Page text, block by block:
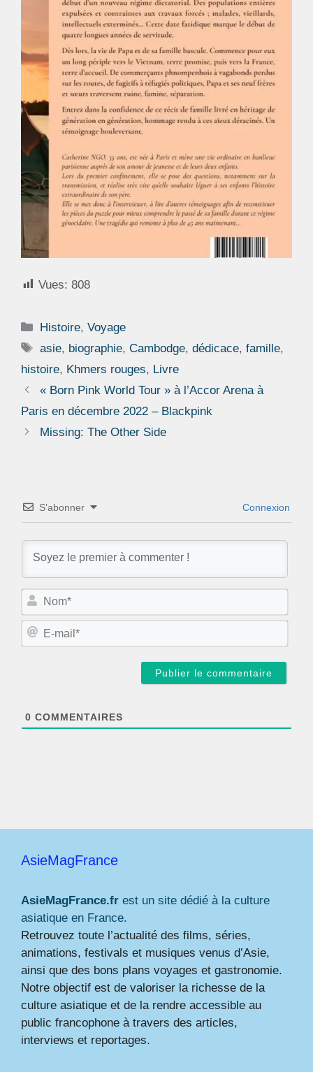
Vues: 808
Catégories
Histoire,Voyage
Étiquettes
asie, biographie,Cambodge,dédicace,famille,
histoire, Khmers rouges, Livre
« Born Pink World Tour » à l’Accor Arena à
Paris en décembre 2022 – Blackpink
Missing: The Other Side
S’abonner Connexion
N
m
E
0 COMMENTAIRES
AsieMagFrance
AsieMagFrance.fr est un site dédié à la culture
asiatique en France.
Retrouvez toute l’actualité des films, séries,
animations, festivals et musiques venus d’Asie,
ainsi que des bons plans voyages et gastronomie.
Notre objectif est de valoriser la richesse de la
culture asiatique et de la rendre accessible au
public francophone à travers des articles,
interviews et reportages.